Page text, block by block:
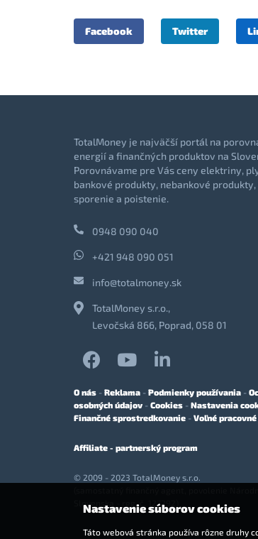
Facebook Twitter
TotalMoney je najväčší portál na
energií a finančných produktov na
Porovnávame pre Vás ceny elektriny,
bankové produkty, nebankové
sporenie a poistenie.
0948 090 040
+421 948 090 051
info@totalmoney.sk
TotalMoney s.r.o.,
Levočská 866, Poprad, 058 01
O nás - Reklama - Podmienky používania -
osobných údajov - Cookies - Nastavenia
Finančné sprostredkovanie - Voľné
Affiliate - partnerský program
© 2009 - 2023 TotalMoney s.r.o.
Slovenska - reg. č. 127292)
Nastavenie súborov cookies
Táto webová stránka používa rôzne druhy